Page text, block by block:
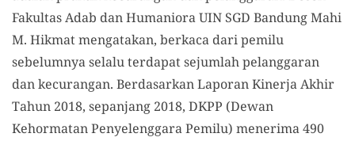
Fakultas Adab dan Humaniora UIN SGD Bandung Mahi
M. Hikmat mengatakan, berkaca dari pemilu
sebelumnya selalu terdapat sejumlah pelanggaran
dan kecurangan. Berdasarkan Laporan Kinerja Akhir
Tahun 2018, sepanjang 2018, DKPP (Dewan
Kehormatan Penyelenggara Pemilu) menerima 490